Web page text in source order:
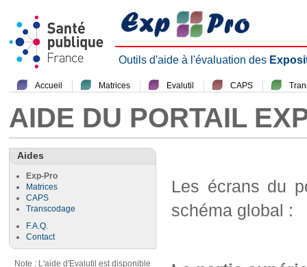
Outils d'aide à l'évaluation des
Accueil Matrices Evalutil CAPS
AIDE DU PORTAIL
Aides
Exp-Pro
Matrices
CAPS
Transcodage
F.A.Q.
Contact
Note : L'aide d'Evalutil est disponible
Les écrans du
schéma global :